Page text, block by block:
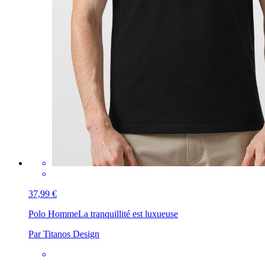
37,99 €
Polo HommeLa tranquillité est luxueuse
Par Titanos Design